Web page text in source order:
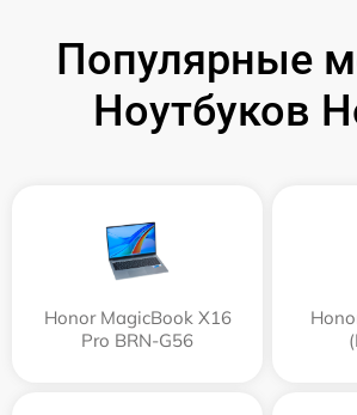
Популярные
Ноутбуков
Honor MagicBook X16
Pro BRN-G56